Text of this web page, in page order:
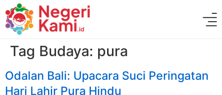
Tag Budaya: pura
Odalan Bali: Upacara Suci Peringatan
Hari Lahir Pura Hindu